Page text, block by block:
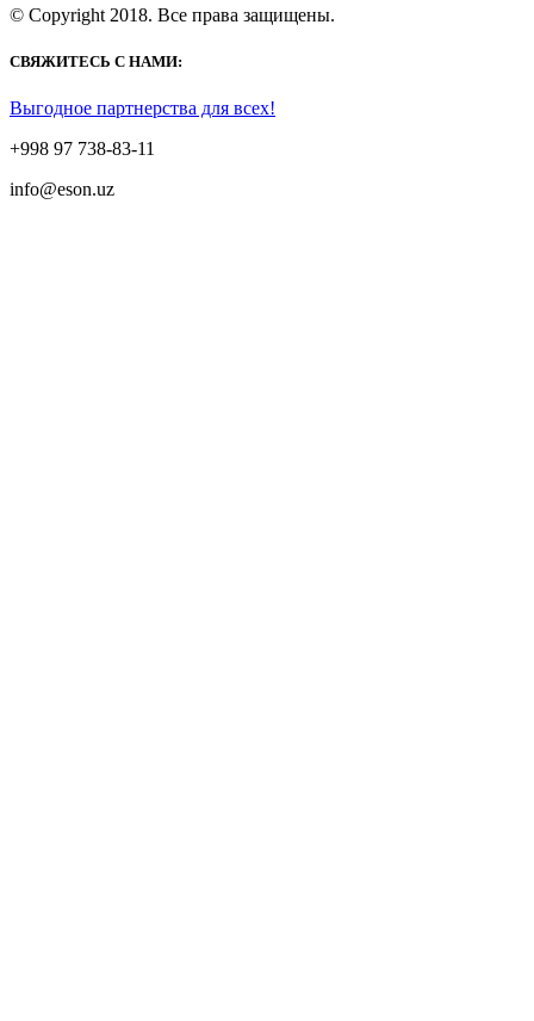
© Copyright 2018. Все права защищены.
СВЯЖИТЕСЬ С НАМИ:
Выгодное партнерства для всех!
+998 97 738-83-11
info@eson.uz